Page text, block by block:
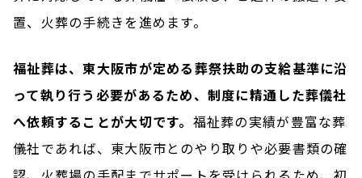
置、火葬の手続きを進めます。
福祉葬は、東大阪市が定める葬祭扶助の支給基準に沿
って執り行う必要があるため、制度に精通した葬儀社
へ依頼することが大切です。 福祉葬の実績が豊富な葬
儀社であれば、東大阪市とのやり取りや必要書類の確